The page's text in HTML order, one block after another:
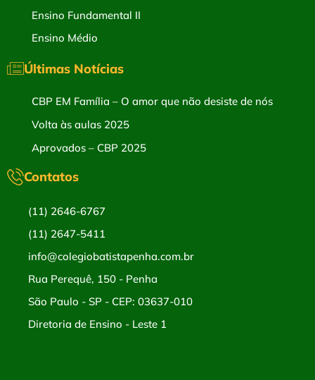
Ensino Fundamental II
Ensino Médio
Últimas Notícias
CBP EM Família – O amor que não desiste de nós
Volta às aulas 2025
Aprovados – CBP 2025
Contatos
(11) 2646-6767
(11) 2647-5411
info@colegiobatistapenha.com.br
Rua Perequê, 150 - Penha
São Paulo - SP - CEP: 03637-010
Diretoria de Ensino - Leste 1